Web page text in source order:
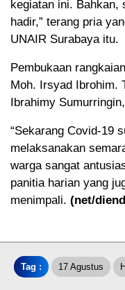
kegiatan ini. Bahkan,
hadir,” terang pria
UNAIR Surabaya itu.
Pembukaan
Moh. Irsyad Ibrohim.
Ibrahimy
“Sekarang Covid-19
melaksanakan
warga sangat
panitia harian yang
menimpali. (net/
Tag : 17 Agustus